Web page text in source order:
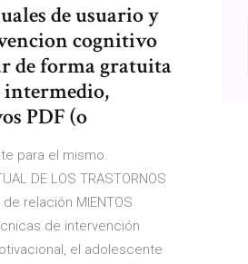
de usuario y
cognitivo
de forma gratuita
intermedio,
PDF (o
para el mismo.
DE LOS TRASTORNOS
relación MIENTOS
de intervención
el adolescente